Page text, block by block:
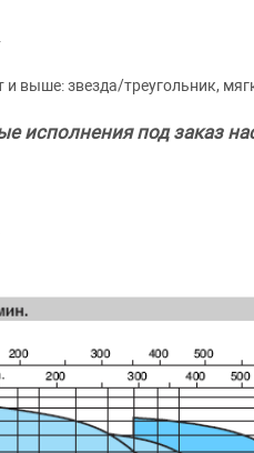
выше: звезда/треугольник,
исполнения под заказ